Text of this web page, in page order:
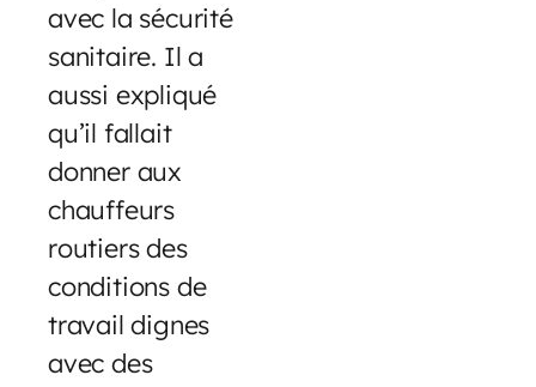
avec la sécurité
sanitaire. Il a
aussi expliqué
qu’il fallait
donner aux
chauffeurs
routiers des
conditions de
travail dignes
avec des